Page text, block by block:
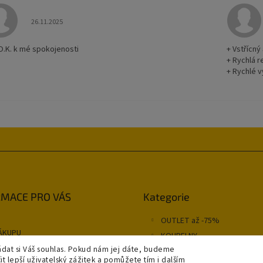
si Váš souhlas. Pokud nám jej dáte, budeme
lepší uživatelský zážitek a pomůžete tím i dalším
Hodnocení obchodu je 5 z 5 hvězdiček.
26.11.2025
k mé spokojenosti
+
+ Rychlá
+ Rychlé
PRO VÁS
PODMÍNKY
kategorie
Kategorie
OUTLET až -75%
KOUPELNY
OSVĚTLENÍ